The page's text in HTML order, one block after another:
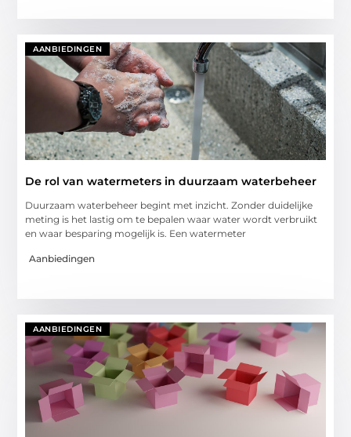
AANBIEDINGEN
De rol van watermeters in duurzaam waterbeheer
Duurzaam waterbeheer begint met inzicht. Zonder duidelijke
meting is het lastig om te bepalen waar water wordt verbruikt
en waar besparing mogelijk is. Een watermeter
Aanbiedingen
AANBIEDINGEN